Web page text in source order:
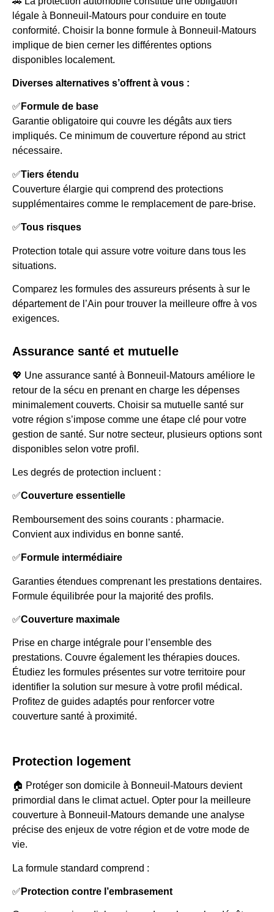
légale à Bonneuil-Matours pour conduire en toute
conformité. Choisir la bonne formule à Bonneuil-Matours
implique de bien cerner les différentes options
disponibles localement.
Diverses alternatives s’offrent à vous :
✅ Formule de base
Garantie obligatoire qui couvre les dégâts aux tiers
impliqués. Ce minimum de couverture répond au strict
nécessaire.
✅Tiers étendu
Couverture élargie qui comprend des protections
supplémentaires comme le remplacement de pare-brise.
✅Tous risques
Protection totale qui assure votre voiture dans tous les
situations.
Comparez les formules des assureurs présents à sur le
département de l’Ain pour trouver la meilleure offre à vos
exigences.
Assurance santé et mutuelle
💖 Une assurance santé à Bonneuil-Matours améliore le
retour de la sécu en prenant en charge les dépenses
minimalement couverts. Choisir sa mutuelle santé sur
votre région s’impose comme une étape clé pour votre
gestion de santé. Sur notre secteur, plusieurs options sont
disponibles selon votre profil.
Les degrés de protection incluent :
✅Couverture essentielle
Remboursement des soins courants : pharmacie.
Convient aux individus en bonne santé.
✅ Formule intermédiaire
Garanties étendues comprenant les prestations dentaires.
Formule équilibrée pour la majorité des profils.
✅Couverture maximale
Prise en charge intégrale pour l’ensemble des
prestations. Couvre également les thérapies douces.
Étudiez les formules présentes sur votre territoire pour
identifier la solution sur mesure à votre profil médical.
Profitez de guides adaptés pour renforcer votre
couverture santé à proximité.
Protection logement
🏠 Protéger son domicile à Bonneuil-Matours devient
primordial dans le climat actuel. Opter pour la meilleure
couverture à Bonneuil-Matours demande une analyse
précise des enjeux de votre région et de votre mode de
vie.
La formule standard comprend :
✅ Protection contre l’embrasement